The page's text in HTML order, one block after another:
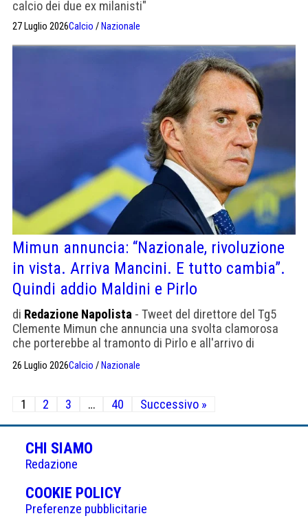
calcio dei due ex milanisti"
27 Luglio 2026Calcio / Nazionale
Mimun annuncia: “Nazionale, rivoluzione
in vista. Arriva Mancini. E tutto cambia”.
Quindi addio Maldini e Pirlo
di Redazione Napolista - Tweet del direttore del Tg5
Clemente Mimun che annuncia una svolta clamorosa
che porterebbe al tramonto di Pirlo e all'arrivo di
26 Luglio 2026Calcio / Nazionale
Paginazione
degli
articoli
1 2 3 … 40 Successivo »
CHI SIAMO
Redazione
COOKIE POLICY(APRE
IN
Preferenze pubblicitarie